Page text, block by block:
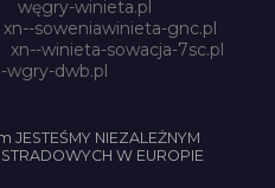
węgry-winieta.pl
xn--soweniawinieta-gnc.pl
xn--winieta-sowacja-7sc.pl
wgry-dwb.pl
NIEZALEŻNYM
W EUROPIE